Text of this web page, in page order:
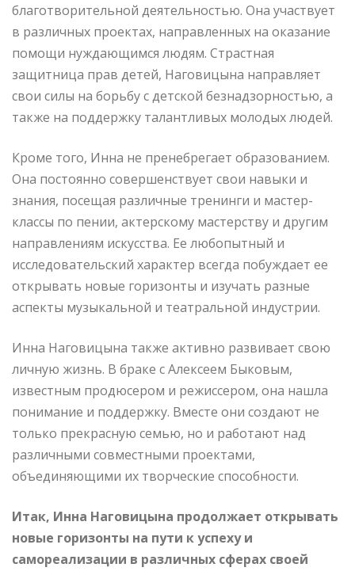
благотворительной деятельностью. Она участвует
в различных проектах, направленных на оказание
помощи нуждающимся людям. Страстная
защитница прав детей, Наговицына направляет
свои силы на борьбу с детской безнадзорностью, а
также на поддержку талантливых молодых людей.
Кроме того, Инна не пренебрегает образованием.
Она постоянно совершенствует свои навыки и
знания, посещая различные тренинги и мастер-
классы по пении, актерскому мастерству и другим
направлениям искусства. Ее любопытный и
исследовательский характер всегда побуждает ее
открывать новые горизонты и изучать разные
аспекты музыкальной и театральной индустрии.
Инна Наговицына также активно развивает свою
личную жизнь. В браке с Алексеем Быковым,
известным продюсером и режиссером, она нашла
понимание и поддержку. Вместе они создают не
только прекрасную семью, но и работают над
различными совместными проектами,
объединяющими их творческие способности.
Итак, Инна Наговицына продолжает открывать
новые горизонты на пути к успеху и
самореализации в различных сферах своей